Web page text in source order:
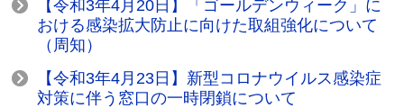
【令和3年4月20日】「ゴールデンウィーク」に
おける感染拡大防止に向けた取組強化について
（周知）
【令和3年4月23日】新型コロナウイルス感染症
対策に伴う窓口の一時閉鎖について